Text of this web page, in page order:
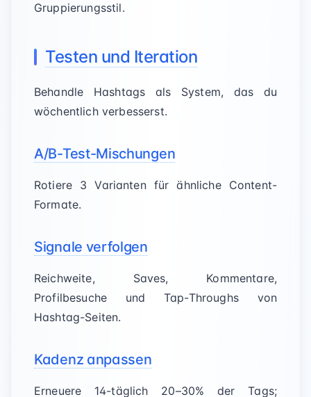
Gruppierungsstil.
Testen und Iteration
Behandle Hashtags als System, das du
wöchentlich verbesserst.
A/B-Test-Mischungen
Rotiere 3 Varianten für ähnliche Content-
Formate.
Signale verfolgen
Reichweite, Saves, Kommentare,
Profilbesuche und Tap-Throughs von
Hashtag-Seiten.
Kadenz anpassen
Erneuere 14-täglich 20–30% der Tags;